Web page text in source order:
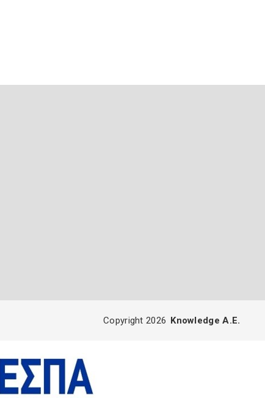
Copyright 2026 Knowledge A.E.